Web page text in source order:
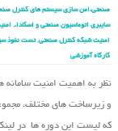
صنعتی،امن سازی سیستم های کنترل
سایبری اتوماسیون صنعتی و اسکادا،,
امنیت شبکه کنترل صنعتی,تست نفوذ
کارگاه آموزشی
نظر به اهمیت امنیت سامانه
و زیرساخت های مختلف،
که لیست این دوره ها در